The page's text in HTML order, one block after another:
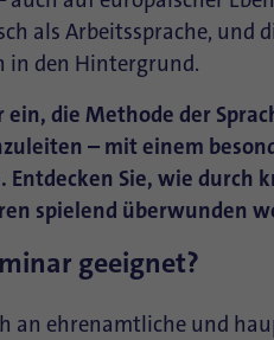
als Arbeitssprache, und
in den Hintergrund.
ein, die Methode der
– mit einem
Sie, wie durch
spielend überwunden
geeignet?
an ehrenamtliche und